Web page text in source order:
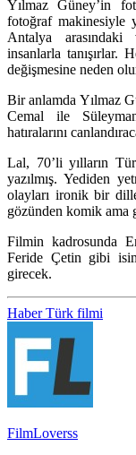
Yılmaz Güney’in
fotoğraf makinesiyle
Antalya arasındaki
insanlarla tanışırlar.
değişmesine neden
Bir anlamda Yılmaz
Cemal ile
hatıralarını
Lal, 70’li yılların
yazılmış. Yediden
olayları ironik bir
gözünden komik ama
Filmin kadrosunda
Feride Çetin gibi
girecek.
HaberTürk filmi
FilmLoverss